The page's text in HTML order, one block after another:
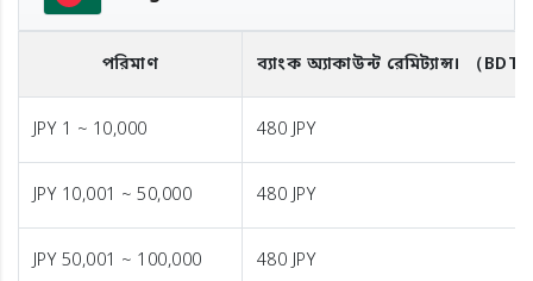
পরিমাণ ব্যাংক অ্যাকাউন্ট রেমিট্যান্স। （BDT
JPY 1 ~ 10,000 480 JPY
JPY 10,001 ~ 50,000 480 JPY
JPY 50,001 ~ 100,000 480 JPY